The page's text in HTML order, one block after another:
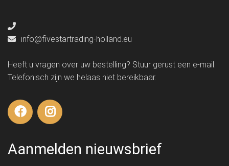
info@fivestartrading-holland.eu
Heeft u vragen over uw bestelling? Stuur gerust een e-mail.
Telefonisch zijn we helaas niet bereikbaar.
Aanmelden nieuwsbrief